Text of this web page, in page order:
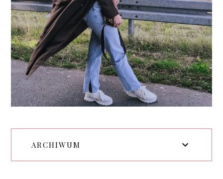
ARCHIWUM